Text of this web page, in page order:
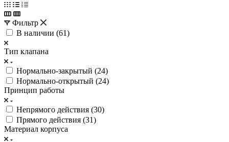
Фильтр
В наличии (61)
Тип клапана
Нормально-закрытый (24)
Нормально-открытый (24)
Принцип работы
Непрямого действия (30)
Прямого действия (31)
Материал корпуса